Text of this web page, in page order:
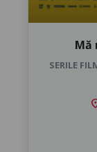
Mă
SERILE